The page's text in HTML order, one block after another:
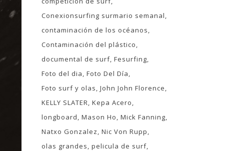
Conexionsurfing surmario semanal
contaminación de los océanos
Contaminación del plástico
documental de surf Fesurfing
Foto del dia Foto Del Día
Foto surf y olas John John Florence
KELLY SLATER Kepa Acero
longboard Mason Ho Mick Fanning
Natxo Gonzalez Nic Von Rupp
olas grandes pelicula de surf